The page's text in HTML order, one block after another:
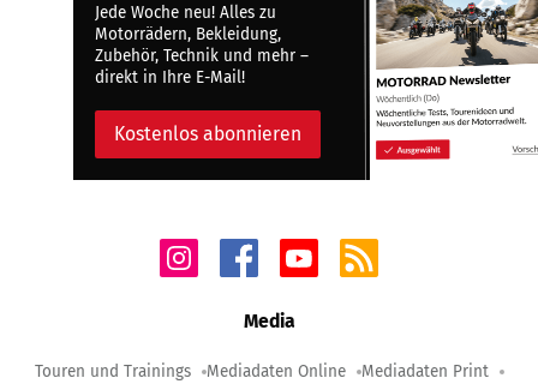
Jede Woche neu! Alles zu
Motorrädern, Bekleidung,
Zubehör, Technik und mehr –
direkt in Ihre E-Mail!
Kostenlos abonnieren
Media
Touren und Trainings Mediadaten Online Mediadaten Print